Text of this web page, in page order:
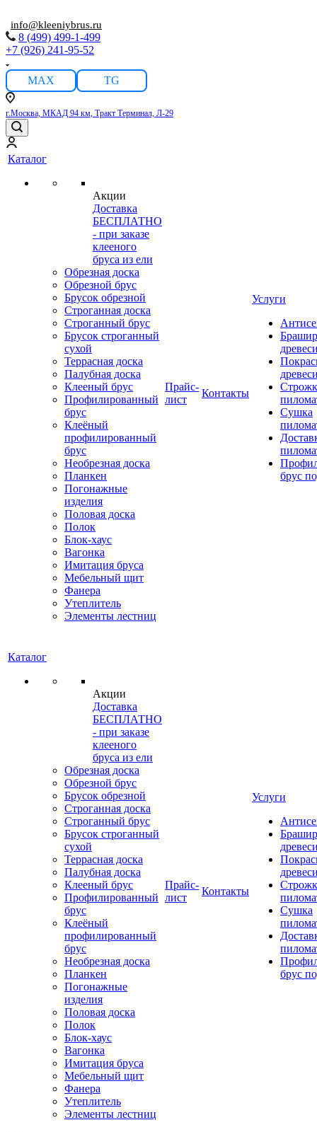
info@kleeniybrus.ru
8 (499) 499-1-499
+7 (926) 241-95-52
MAX TG
г.Москва, МКАД 94 км, Тракт Терминал, Л-29
Каталог
Акции
Доставка
БЕСПЛАТНО
- при заказе
клееного
бруса из ели
Обрезная доска
Обрезной брус
Брусок обрезной
Строганная доска
Строганный брус
Брусок строганный
сухой
Террасная доска
Палубная доска
Клееный брус
Профилированный
брус
Клеёный
профилированный
брус
Необрезная доска
Планкен
Погонажные
изделия
Половая доска
Полок
Блок-хаус
Вагонка
Имитация бруса
Мебельный щит
Фанера
Утеплитель
Элементы лестниц
Прайс-
лист
Контакты
Услуги
Сушка
брус
Каталог
Акции
Доставка
БЕСПЛАТНО
- при заказе
клееного
бруса из ели
Обрезная доска
Обрезной брус
Брусок обрезной
Строганная доска
Строганный брус
Брусок строганный
сухой
Террасная доска
Палубная доска
Клееный брус
Профилированный
брус
Клеёный
профилированный
брус
Необрезная доска
Планкен
Погонажные
изделия
Половая доска
Полок
Блок-хаус
Вагонка
Имитация бруса
Мебельный щит
Фанера
Утеплитель
Элементы лестниц
Прайс-
лист
Контакты
Услуги
Сушка
брус